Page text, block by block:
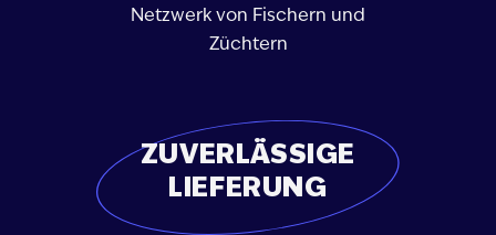
Netzwerk von Fischern und
Züchtern
ZUVERLÄSSIGE
LIEFERUNG